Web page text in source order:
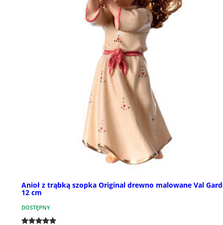
Anioł z trąbką szopka Original drewno malowane Val
12 cm
DOSTĘPNY